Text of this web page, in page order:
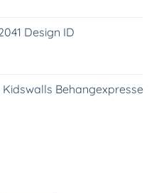
Design ID
Kidswalls Behangexpresse